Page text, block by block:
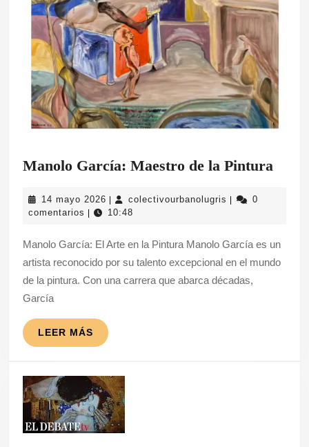
Manolo García: Maestro de la Pintura
la
14 mayo 2026 14
mayo
colectivourbanolugris
0
comentarios
10:48
Manolo García: El Arte en la Pintura Manolo García es un
artista reconocido por su talento excepcional en el mundo
de la pintura. Con una carrera que abarca décadas,
García
LEER MÁS LEER
MÁS